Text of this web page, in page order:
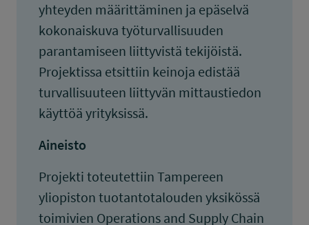
yhteyden määrittäminen ja epäselvä
kokonaiskuva työturvallisuuden
parantamiseen liittyvistä tekijöistä.
Projektissa etsittiin keinoja edistää
turvallisuuteen liittyvän mittaustiedon
käyttöä yrityksissä.
Aineisto
Projekti toteutettiin Tampereen
yliopiston tuotantotalouden yksikössä
toimivien Operations and Supply Chain